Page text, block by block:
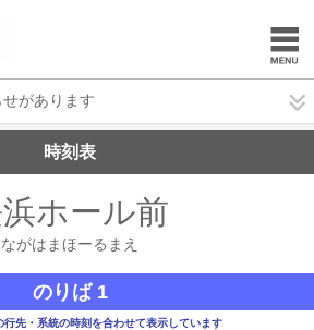
があります
時刻表
ホール前
ながはまほーるまえ
のりば 1
先・系統の時刻を合わせて表示しています